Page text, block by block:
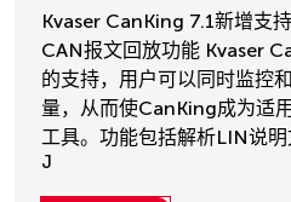
Kvaser CanKing 7.1新增支
CAN报文回放功能 Kvaser
的支持，用户可以同时监控
量，从而使CanKing成为适
工具。功能包括解析LIN说
J